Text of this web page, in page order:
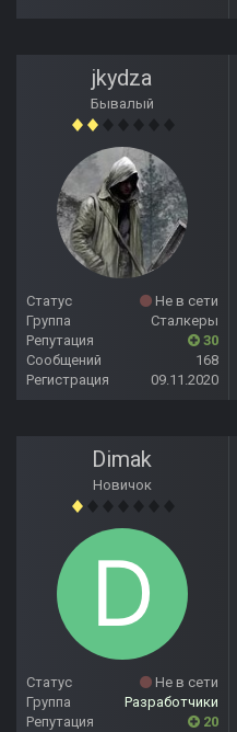
jkydza
Бывалый
Статус
Не в сети
Группа
Сталкеры
Репутация
30
Сообщений
168
Регистрация
09.11.2020
Dimak
Новичок
Статус
Не в сети
Группа
Разработчики
Репутация
20